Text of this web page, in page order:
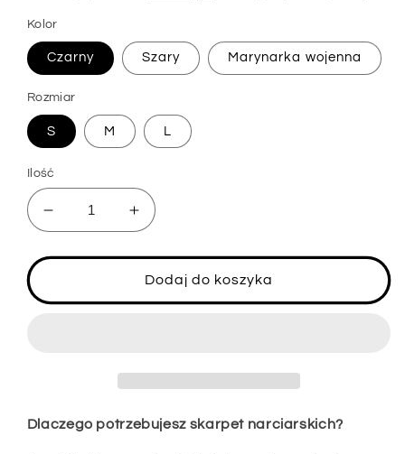
Kolor
Czarny Szary Marynarka wojenna
Rozmiar
S M L
Ilość
Zmniejsz
ilość
dla
skarpety
narciarskie
Zwiększ
ilość
dla
Qunature
skarpety
zimowe
narciarskie
Dodaj do koszyka
Dlaczego potrzebujesz skarpet narciarskich?